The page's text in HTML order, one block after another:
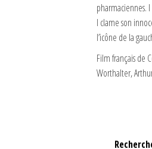
pharmaciennes. I
l clame son
l’icône de la
Film français de
Worthalter,